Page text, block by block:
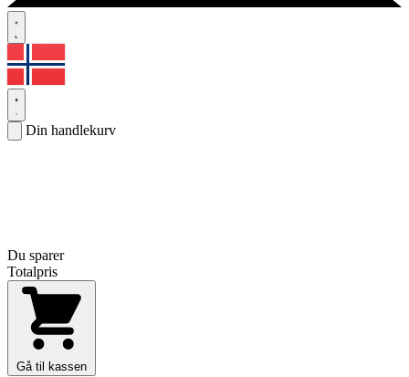
Din handlekurv
Du sparer
Totalpris
Gå til kassen